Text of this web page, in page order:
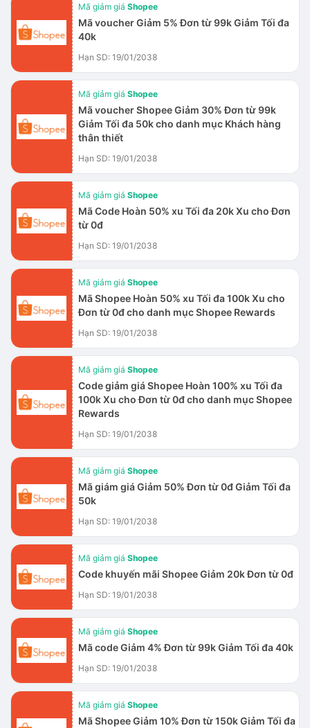
Mã giảm giá Shopee
Mã voucher Giảm 5% Đơn từ 99k Giảm Tối đa
40k
Hạn SD: 19/01/2038
Mã giảm giá Shopee
Mã voucher Shopee Giảm 30% Đơn từ 99k
Giảm Tối đa 50k cho danh mục Khách hàng
thân thiết
Hạn SD: 19/01/2038
Mã giảm giá Shopee
Mã Code Hoàn 50% xu Tối đa 20k Xu cho Đơn
từ 0đ
Hạn SD: 19/01/2038
Mã giảm giá Shopee
Mã Shopee Hoàn 50% xu Tối đa 100k Xu cho
Đơn từ 0đ cho danh mục Shopee Rewards
Hạn SD: 19/01/2038
Mã giảm giá Shopee
Code giảm giá Shopee Hoàn 100% xu Tối đa
100k Xu cho Đơn từ 0đ cho danh mục Shopee
Rewards
Hạn SD: 19/01/2038
Mã giảm giá Shopee
Mã giám giá Giảm 50% Đơn từ 0đ Giảm Tối đa
50k
Hạn SD: 19/01/2038
Mã giảm giá Shopee
Code khuyến mãi Shopee Giảm 20k Đơn từ 0đ
Hạn SD: 19/01/2038
Mã giảm giá Shopee
Mã code Giảm 4% Đơn từ 99k Giảm Tối đa 40k
Hạn SD: 19/01/2038
Mã giảm giá Shopee
Mã Shopee Giảm 10% Đơn từ 150k Giảm Tối đa